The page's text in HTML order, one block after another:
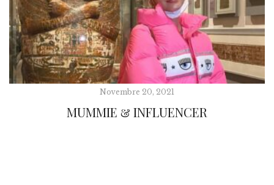
Novembre 20, 2021
MUMMIE & INFLUENCER